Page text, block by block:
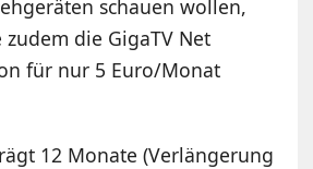
schauen wollen,
die GigaTV Net
für nur 5 Euro/Monat
12 Monate (Verlängerung